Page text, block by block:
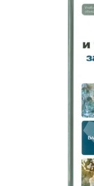
обсуждаемые